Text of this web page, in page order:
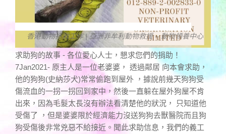
香港動物拯救工作 | 亞洲非牟利動物救援 – 動物領養中心
求助狗的故事 - 各位愛心人士，懇求您們的捐助！
7Jan2021- 原主人是一位老婆婆， 透過鄰居 向本會求助，
他的狗狗(史納莎犬)常常偷跑到屋外 ，據說前幾天狗狗受
傷流血的一拐一拐回到家中，然後一直躲在屋外狗屋不肯
出來，因為毛髮太長沒有辦法看清楚他的狀況， 只知道他
受傷了 ，但是婆婆限於經濟能力沒送狗狗去獸醫院而且狗
狗受傷後非常兇惡不給接近。聞此求助信息，我們的義工